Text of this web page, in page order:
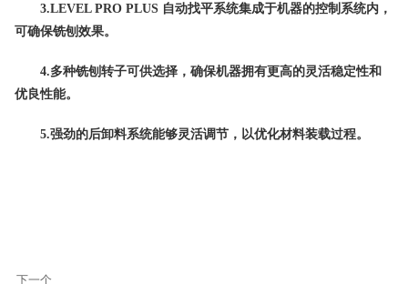
3.LEVEL PRO PLUS 自动找平系统集成于机器的控制系统内，
可确保铣刨效果。
4.多种铣刨转子可供选择，确保机器拥有更高的灵活稳定性和
优良性能。
5.强劲的后卸料系统能够灵活调节，以优化材料装载过程。
下一个